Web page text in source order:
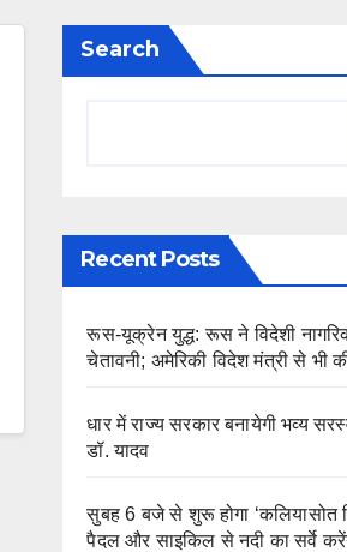
Search
Recent Posts
रूस-यूक्रेन युद्ध: रूस ने विदेशी
चेतावनी; अमेरिकी विदेश मंत्री से भी
धार में राज्य सरकार बनायेगी भव्य
डॉ. यादव
सुबह 6 बजे से शुरू होगा ‘कलियासोत
पैदल और साइकिल से नदी का सर्वे करेंगे